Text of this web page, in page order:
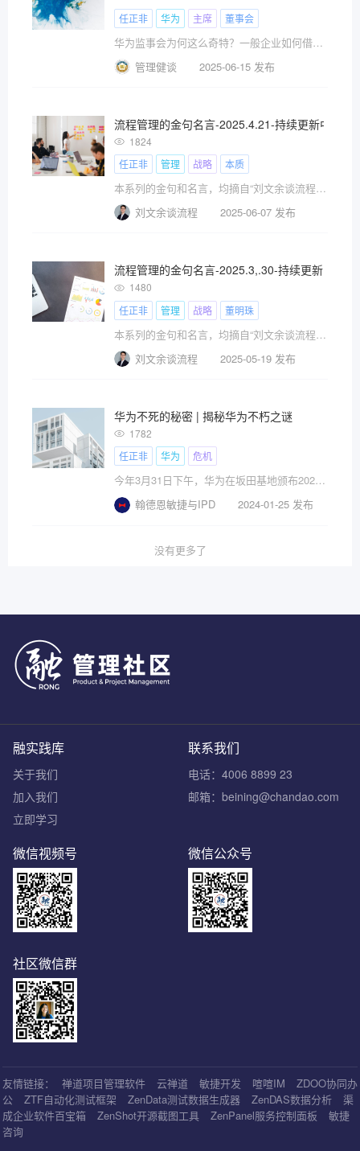
任正非
华为 主席 董事会
华为监事会为何这么奇特？一般企业如何借鉴？
管理健谈
2025-06-15 发布
流程管理的金句名言-2025.4.21-持续更新中
1824
任正非
管理 战略 本质
本系列的金句和名言，均摘自“刘文余谈流程”公众号的文章，欢迎关注公众号“刘文余谈流程”，获取更多独家深度解析。
刘文余谈流程
2025-06-07 发布
流程管理的金句名言-2025.3,.30-持续更新中
1480
任正非
管理 战略 董明珠
本系列的金句和名言，均摘自“刘文余谈流程”公众号的文章，欢迎关注公众号“刘文余谈流程”，获取更多独家深度解析。
刘文余谈流程
2025-05-19 发布
华为不死的秘密 | 揭秘华为不朽之谜
1782
任正非
华为 危机
今年3月31日下午，华为在坂田基地颁布2022年汇报，报告显示，2022年营业额6432亿元，同比增长0.9
翰德恩敏捷与IPD
2024-01-25 发布
没有更多了
联系我们
电话：4006 8899 23
邮箱：beining@chandao.com
融实践库
关于我们
加入我们
立即学习
微信公众号
微信视频号
社区微信群
友情链接： 禅道项目管理软件 云禅道 敏捷开发 喧喧IM
ZDOO协同办
公
ZTF自动化测试框架 ZenData测试数据生成器 ZenDAS数据分析
渠
成企业软件百宝箱
ZenShot开源截图工具 ZenPanel服务控制面板
敏捷
咨询